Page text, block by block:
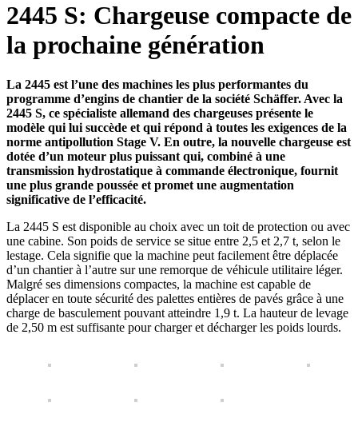
2445 S: Chargeuse compacte de
la prochaine génération
La 2445 est l’une des machines les plus performantes du
programme d’engins de chantier de la société Schäffer. Avec la
2445 S, ce spécialiste allemand des chargeuses présente le
modèle qui lui succède et qui répond à toutes les exigences de la
norme antipollution Stage V. En outre, la nouvelle chargeuse est
dotée d’un moteur plus puissant qui, combiné à une
transmission hydrostatique à commande électronique, fournit
une plus grande poussée et promet une augmentation
significative de l’efficacité.
La 2445 S est disponible au choix avec un toit de protection ou avec
une cabine. Son poids de service se situe entre 2,5 et 2,7 t, selon le
lestage. Cela signifie que la machine peut facilement être déplacée
d’un chantier à l’autre sur une remorque de véhicule utilitaire léger.
Malgré ses dimensions compactes, la machine est capable de
déplacer en toute sécurité des palettes entières de pavés grâce à une
charge de basculement pouvant atteindre 1,9 t. La hauteur de levage
de 2,50 m est suffisante pour charger et décharger les poids lourds.